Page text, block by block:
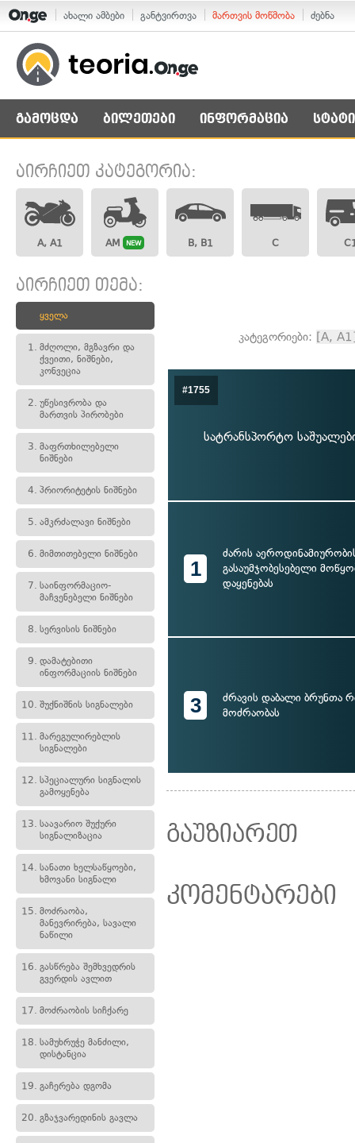
ახალი ამბები განტვირთვა მართვის მოწმობა ძებნა
გამოცდა ბილეთები ინფორმაცია
აირჩიეთ კატეგორია:
A, A1 AM NEW B, B1 C
აირჩიეთ თემა:
ყველა
1. მძღოლი, მგზავრი და
ქვეითი, ნიშნები,
კონვეცია
2. უწესივრობა და
მართვის პირობები
3. მაფრთხილებელი
ნიშნები
4. პრიორიტეტის ნიშნები
5. ამკრძალავი ნიშნები
6. მიმთითებელი ნიშნები
7. საინფორმაციო-
მაჩვენებელი ნიშნები
8. სერვისის ნიშნები
9. დამატებითი
ინფორმაციის ნიშნები
10. შუქნიშნის სიგნალები
11. მარეგულირებლის
სიგნალები
12. სპეციალური სიგნალის
გამოყენება
13. საავარიო შუქური
სიგნალიზაცია
14. სანათი ხელსაწყოები,
ხმოვანი სიგნალი
15. მოძრაობა,
მანევრირება, სავალი
ნაწილი
16. გასწრება შემხვედრის
გვერდის ავლით
17. მოძრაობის სიჩქარე
18. სამუხრუჭე მანძილი,
დისტანცია
19. გაჩერება დგომა
20. გზაჯვარედინის გავლა
კატეგორიები: [A,
#1755
სატრანსპორტო
1
ძარის
გასაუმჯობესებელი
დაყენებას
3
ძრავის დაბალი ბრუნთა
მოძრაობას
გაუზიარეთ
კომენტარები